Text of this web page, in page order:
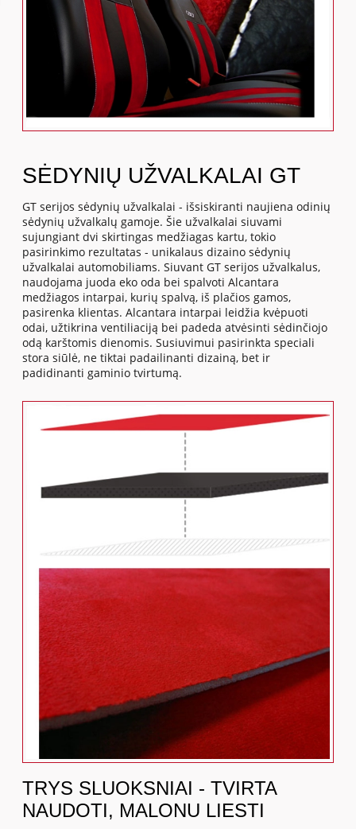
SĖDYNIŲ UŽVALKALAI GT
GT serijos sėdynių užvalkalai - išsiskiranti naujiena odinių
sėdynių užvalkalų gamoje. Šie užvalkalai siuvami
sujungiant dvi skirtingas medžiagas kartu, tokio
pasirinkimo rezultatas - unikalaus dizaino sėdynių
užvalkalai automobiliams. Siuvant GT serijos užvalkalus,
naudojama juoda eko oda bei spalvoti Alcantara
medžiagos intarpai, kurių spalvą, iš plačios gamos,
pasirenka klientas. Alcantara intarpai leidžia kvėpuoti
odai, užtikrina ventiliaciją bei padeda atvėsinti sėdinčiojo
odą karštomis dienomis. Susiuvimui pasirinkta speciali
stora siūlė, ne tiktai padailinanti dizainą, bet ir
padidinanti gaminio tvirtumą.
TRYS SLUOKSNIAI - TVIRTA
NAUDOTI, MALONU LIESTI